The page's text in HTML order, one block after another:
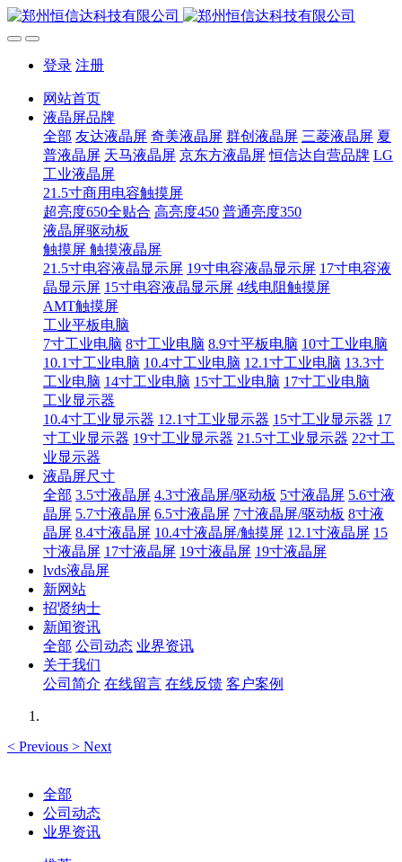
登录 注册
网站首页
液晶屏品牌
全部 友达液晶屏 奇美液晶屏 群创液晶屏 三菱液晶屏 夏
普液晶屏 天马液晶屏 京东方液晶屏 恒信达自营品牌 LG
工业液晶屏
21.5寸商用电容触摸屏
超亮度650全贴合 高亮度450 普通亮度350
液晶屏驱动板
触摸屏 触摸液晶屏
21.5寸电容液晶显示屏 19寸电容液晶显示屏 17寸电容液
晶显示屏 15寸电容液晶显示屏 4线电阻触摸屏
AMT触摸屏
工业平板电脑
7寸工业电脑 8寸工业电脑 8.9寸平板电脑 10寸工业电脑
10.1寸工业电脑 10.4寸工业电脑 12.1寸工业电脑 13.3寸
工业电脑 14寸工业电脑 15寸工业电脑 17寸工业电脑
工业显示器
10.4寸工业显示器 12.1寸工业显示器 15寸工业显示器 17
寸工业显示器 19寸工业显示器 21.5寸工业显示器 22寸工
业显示器
液晶屏尺寸
全部 3.5寸液晶屏 4.3寸液晶屏/驱动板 5寸液晶屏 5.6寸液
晶屏 5.7寸液晶屏 6.5寸液晶屏 7寸液晶屏/驱动板 8寸液
晶屏 8.4寸液晶屏 10.4寸液晶屏/触摸屏 12.1寸液晶屏 15
寸液晶屏 17寸液晶屏 19寸液晶屏 19寸液晶屏
lvds液晶屏
新网站
招贤纳士
新闻资讯
全部 公司动态 业界资讯
关于我们
公司简介 在线留言 在线反馈 客户案例
< Previous > Next
全部
公司动态
业界资讯